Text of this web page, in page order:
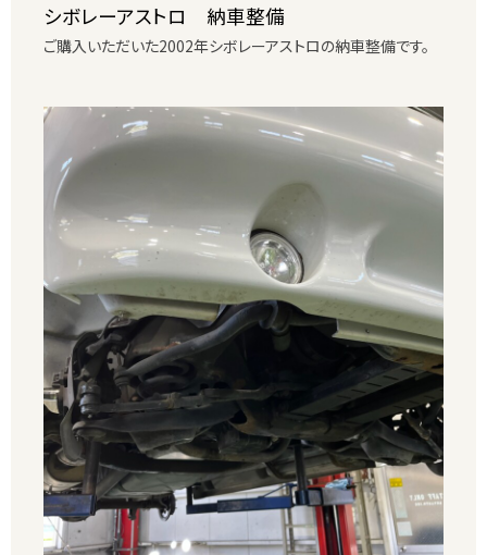
シボレーアストロ 納車整備
ご購入いただいた2002年シボレーアストロの納車整備です。